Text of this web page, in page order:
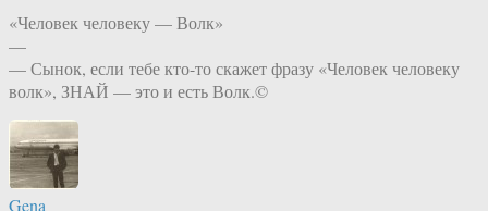
«Человек человеку — Волк»
—
— Сынок, если тебе кто-то скажет фразу «Человек человеку
волк», ЗНАЙ — это и есть Волк.©
Gena